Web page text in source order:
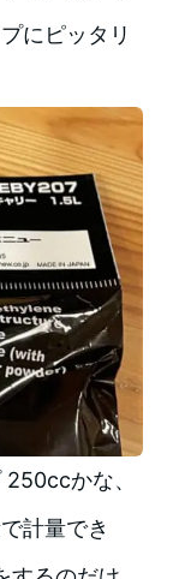
にピッタリ
かな、
計量でき